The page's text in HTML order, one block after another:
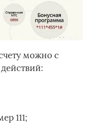
можно с
111;